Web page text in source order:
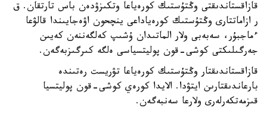
قازاقستاندىقتى وڭتۇستىك كورەياعا وتكىزۋدەن باس تارتقان. ق
ر ازاماتتارى وڭتۇستىك كورەياداعى ينچحون اۋەجايىندا قالۋعا
ءماجبۇر، سەبەبى ولار الماتىدان ۇشىپ كەلگەننەن كەيىن
جەرگىلىكتى كوشى-قون پوليتسياسى ەلگە كىرگىزبەگەن.
قازاقستاندىقتار وڭتۇستىك كورەياعا تۋريست رەتىندە
بارعاندىقتارىن ايتۋدا. الايدا كورەي كوشى-قون پوليتسيا
قىزمەتكەرلەرى ولارعا سەنبەگەن.